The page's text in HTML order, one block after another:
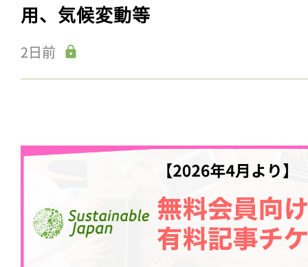
用、気候変動等
2日前